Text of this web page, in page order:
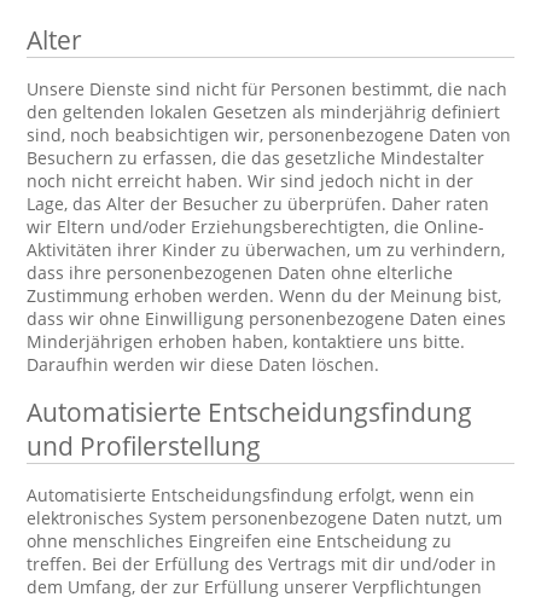
Alter
Unsere Dienste sind nicht für Personen bestimmt, die nach
den geltenden lokalen Gesetzen als minderjährig definiert
sind, noch beabsichtigen wir, personenbezogene Daten von
Besuchern zu erfassen, die das gesetzliche Mindestalter
noch nicht erreicht haben. Wir sind jedoch nicht in der
Lage, das Alter der Besucher zu überprüfen. Daher raten
wir Eltern und/oder Erziehungsberechtigten, die Online-
Aktivitäten ihrer Kinder zu überwachen, um zu verhindern,
dass ihre personenbezogenen Daten ohne elterliche
Zustimmung erhoben werden. Wenn du der Meinung bist,
dass wir ohne Einwilligung personenbezogene Daten eines
Minderjährigen erhoben haben, kontaktiere uns bitte.
Daraufhin werden wir diese Daten löschen.
Automatisierte Entscheidungsfindung
und Profilerstellung
Automatisierte Entscheidungsfindung erfolgt, wenn ein
elektronisches System personenbezogene Daten nutzt, um
ohne menschliches Eingreifen eine Entscheidung zu
treffen. Bei der Erfüllung des Vertrags mit dir und/oder in
dem Umfang, der zur Erfüllung unserer Verpflichtungen